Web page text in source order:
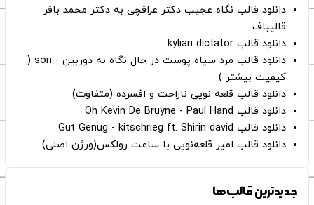
دانلود قالب نگاه عجیب دکتر عراقچی به دکتر محمد باقر
قالیباف
دانلود قالب kylian dictator
دانلود قالب مرد سیاه پوست در حال نگاه به دوربین - son (
کیفیت بیشتر )
دانلود قالب قلعه نویی ناراحت و افسرده (متفاوت)
دانلود قالب Oh Kevin De Bruyne - Paul Hand
دانلود قالب Gut Genug - kitschrieg ft. Shirin david
دانلود قالب امیر قلعه‌نویی با ساعت رولکس(ورژن اصلی)
جدیدترین قالب‌ها